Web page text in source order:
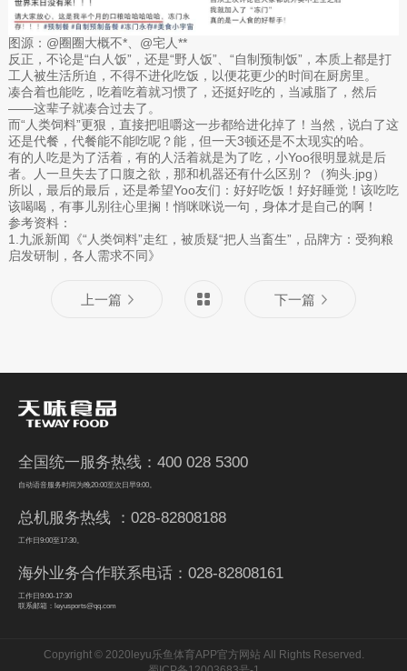
图源：@圈圈大概不*、@宅人**
反正，不论是“白人饭”，还是“野人饭”、“自制预制饭”，本质上都是打
工人被生活所迫，不得不进化吃饭，以便花更少的时间在厨房里。
凑合着也能吃，吃着吃着就习惯了，还挺好吃的，当减脂了，然后
——这辈子就凑合过去了。
而“人类饲料”更狠，直接把咀嚼这一步都给进化掉了！当然，说白了这
还是代餐，代餐能不能吃呢？能，但一天3顿还是不太现实的哈。
有的人吃是为了活着，有的人活着就是为了吃，小Yoo很明显就是后
者。人一旦失去了口腹之欲，那和机器还有什么区别？（狗头.jpg）
所以，最后的最后，还是希望Yoo友们：好好吃饭！好好睡觉！该吃吃
该喝喝，有事儿别往心里搁！悄咪咪说一句，身体才是自己的啊！
参考资料：
1.九派新闻《“人类饲料”走红，被质疑“把人当畜生”，品牌方：受狗粮
启发研制，各人需求不同》
上一篇 下一篇
全国统一服务热线：400 028 5300
自动语音服务时间为晚20:00至次日早9:00。
总机服务热线 ：028-82808188
工作日9:00至17:30。
海外业务合作联系电话：028-82808161
工作日9:00-17:30
联系邮箱：leyusports@qq.com
Copyright © 2020leyu乐鱼体育APP官方网站 All Rights Reserved.